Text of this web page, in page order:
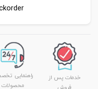
خدمات پس از
فروش
راهنمایی
محصولات